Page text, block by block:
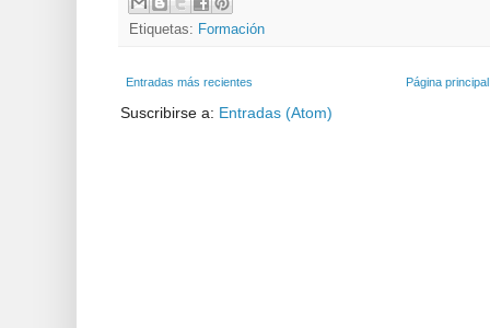
Etiquetas: Formación
Entradas más recientes Página principal
Suscribirse a: Entradas (Atom)